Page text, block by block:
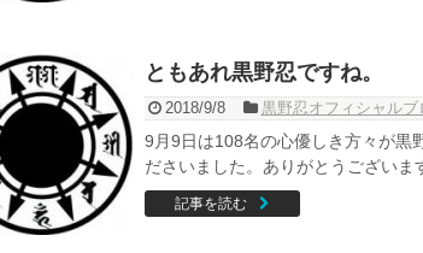
ともあれ黒野忍ですね。
2018/9/8 黒野忍オフィシャルブ
9月9日は108名の心優しき方々が黒
ださいました。ありがとうござい
記事を読む